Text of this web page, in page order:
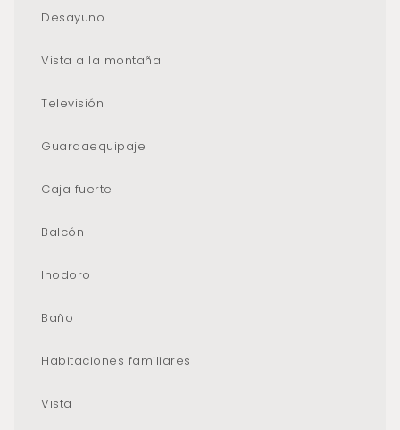
Desayuno
Vista a la montaña
Televisión
Guardaequipaje
Caja fuerte
Balcón
Inodoro
Baño
Habitaciones familiares
Vista